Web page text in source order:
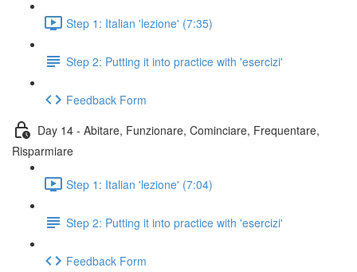
Step 1: Italian 'lezione' (7:35)
Step 2: Putting it into practice with 'esercizi'
Feedback Form
Day 14 - Abitare, Funzionare, Cominciare, Frequentare,
Risparmiare
Step 1: Italian 'lezione' (7:04)
Step 2: Putting it into practice with 'esercizi'
Feedback Form